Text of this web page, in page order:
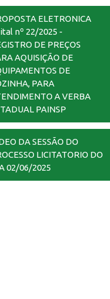
ELETRONICA
nº 22/2025 -
DE PREÇOS
AQUISIÇÃO DE
DE
PARA
A VERBA
PAINSP
DA SESSÃO DO
LICITATORIO DO
02/06/2025